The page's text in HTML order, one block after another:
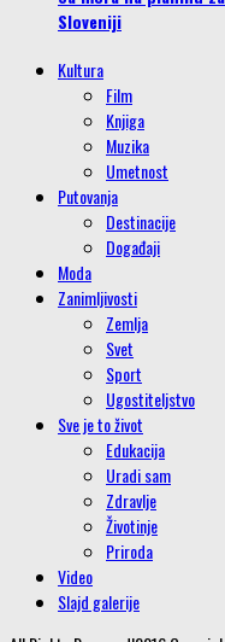
Sloveniji
Kultura
Film
Knjiga
Muzika
Umetnost
Putovanja
Destinacije
Događaji
Moda
Zanimljivosti
Zemlja
Svet
Sport
Ugostiteljstvo
Sve je to život
Edukacija
Uradi sam
Zdravlje
Životinje
Priroda
Video
Slajd galerije